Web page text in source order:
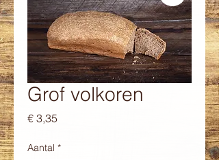
Grof volkoren
€ 3,35
Aantal *